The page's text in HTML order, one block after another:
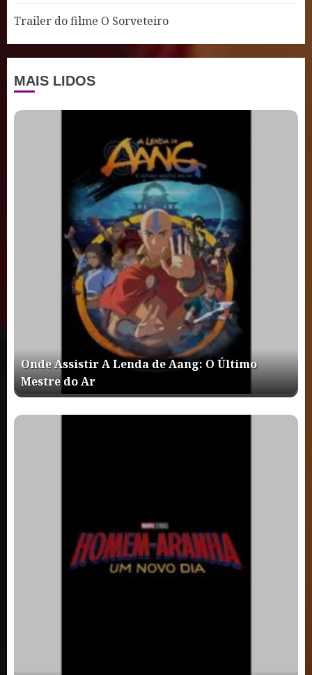
Trailer do filme O Sorveteiro
MAIS LIDOS
Onde Assistir A Lenda de Aang: O Último
Mestre do Ar